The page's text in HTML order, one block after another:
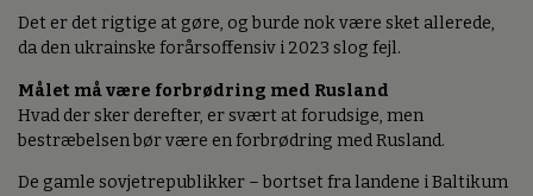
Det er det rigtige at gøre, og burde nok være sket allerede,
da den ukrainske forårsoffensiv i 2023 slog fejl.
Målet må være forbrødring med Rusland
Hvad der sker derefter, er svært at forudsige, men
bestræbelsen bør være en forbrødring med Rusland.
De gamle sovjetrepublikker – bortset fra landene i Baltikum